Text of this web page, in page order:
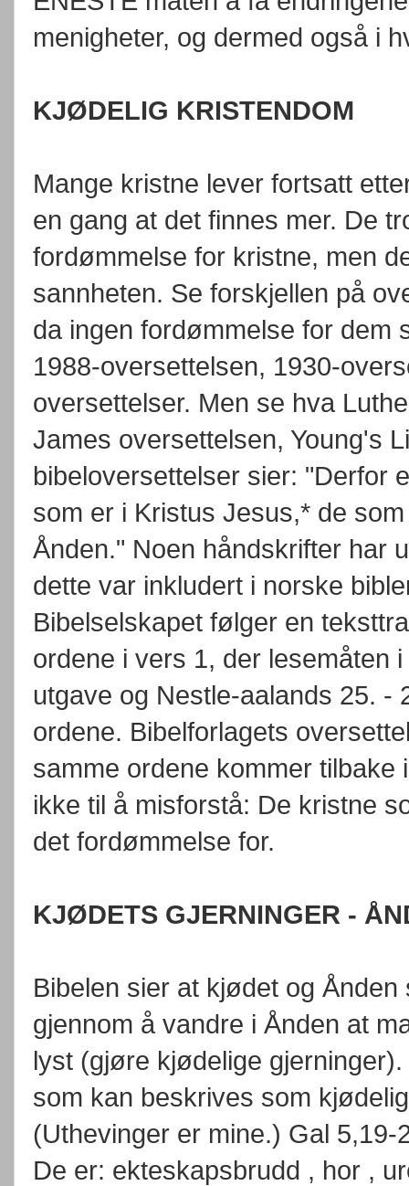
menigheter, og dermed også i
KJØDELIG KRISTENDOM
Mange kristne lever fortsatt
en gang at det finnes mer. De
fordømmelse for kristne, men
sannheten. Se forskjellen på
da ingen fordømmelse for dem
1988-oversettelsen, 1930-
oversettelser. Men se hva
James oversettelsen, Young's
bibeloversettelser sier: "Derfor
som er i Kristus Jesus,* de
Ånden." Noen håndskrifter har
dette var inkludert i norske
Bibelselskapet følger en
ordene i vers 1, der lesemåten
utgave og Nestle-aalands 25. -
ordene. Bibelforlagets
samme ordene kommer
ikke til å misforstå: De kristne
det fordømmelse for.
KJØDETS GJERNINGER -
Bibelen sier at kjødet og
gjennom å vandre i Ånden at
lyst (gjøre kjødelige
som kan beskrives som
(Uthevinger er mine.) Gal
De er: ekteskapsbrudd , hor ,